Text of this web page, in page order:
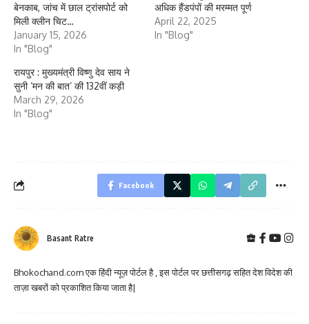
बेनकाब, जांच में छाल ट्रांसपोर्ट को
मिली क्लीन चिट…
January 15, 2026
In "Blog"
अधिक हैंडपंपों की मरम्मत पूर्ण
April 22, 2025
In "Blog"
रायपुर : मुख्यमंत्री विष्णु देव साय ने
सुनी ‘मन की बात’ की 132वीं कड़ी
March 29, 2026
In "Blog"
Facebook
Basant Ratre
Bhokochand.com एक हिंदी न्यूज़ पोर्टल है , इस पोर्टल पर छत्तीसगढ़ सहित देश विदेश की
ताज़ा खबरों को प्रकाशित किया जाता है|